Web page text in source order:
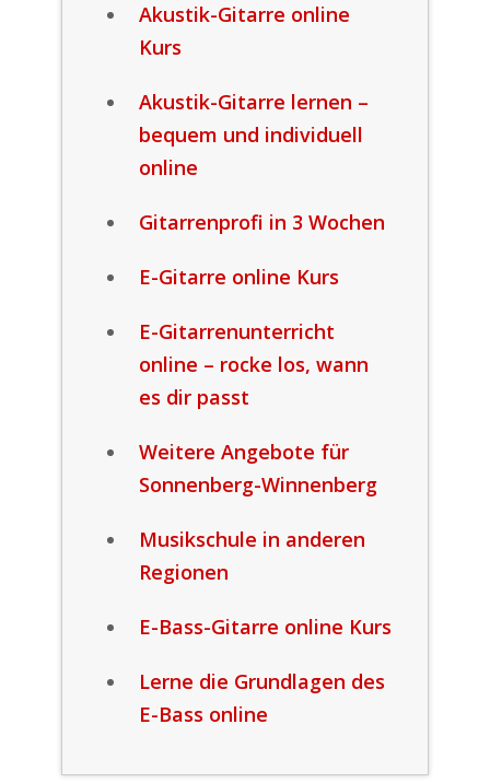
Akustik-Gitarre online
Kurs
Akustik-Gitarre lernen –
bequem und individuell
online
Gitarrenprofi in 3 Wochen
E-Gitarre online Kurs
E-Gitarrenunterricht
online – rocke los, wann
es dir passt
Weitere Angebote für
Sonnenberg-Winnenberg
Musikschule in anderen
Regionen
E-Bass-Gitarre online Kurs
Lerne die Grundlagen des
E-Bass online